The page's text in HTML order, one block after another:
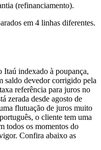
(refinanciamento).
em 4 linhas diferentes.
Itaú indexado à poupança,
saldo devedor corrigido pela
referência para juros no
zerada desde agosto de
flutuação de juros muito
o cliente tem uma
todos os momentos do
Confira abaixo as